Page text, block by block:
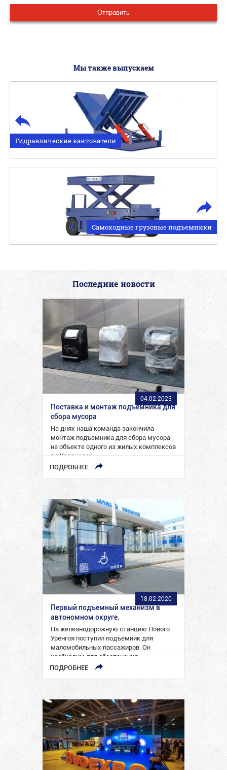
Мы также выпускаем
Гидравлические кантователи
Самоходные грузовые подъемники
Последние новости
04.02.2023
Поставка и монтаж подъемника для
сбора мусора
На днях наша команда закончила
монтаж подъемника для сбора мусора
на объекте одного из жилых комплексов
в г.Краснодар.
ПОДРОБНЕЕ
18.02.2020
Первый подъемный механизм в
автономном округе.
На железнодорожную станцию Нового
Уренгоя поступил подъемник для
маломобильных пассажиров. Он
необходим для обеспечения
беспрепятственной посадки и высадки
ПОДРОБНЕЕ